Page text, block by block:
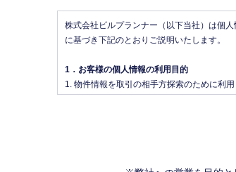
株式会社ビルプランナー（以下当社）は個
に基づき下記のとおりご説明いたします。
1．お客様の個人情報の利用目的
物件情報を取引の相手方探索のために利用
後、指定流通機構（宅地建物取引業法に